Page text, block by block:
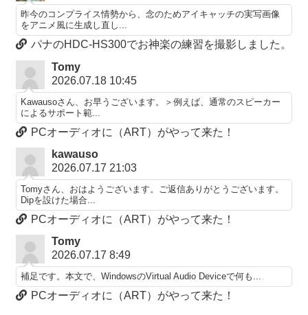
昨今のコンプライス情勢から、念のためアイキャッチの実写画像
をアニメ風に生成し直し...
パナのHDC-HS300でお神楽の練習を撮影しました。
Tomy
2026.07.18 10:45
Kawausoさん、お早うございます。＞例えば、通常のスピーカー
によるサポート範...
PCオーディオに（ART）がやって来た！
kawauso
2026.07.17 21:03
Tomyさん、おはようございます。ご返信ありがとうございます。
Dipを設けた場合...
PCオーディオに（ART）がやって来た！
Tomy
2026.07.17 8:49
補足です。本文で、WindowsのVirtual Audio Deviceで何も...
PCオーディオに（ART）がやって来た！